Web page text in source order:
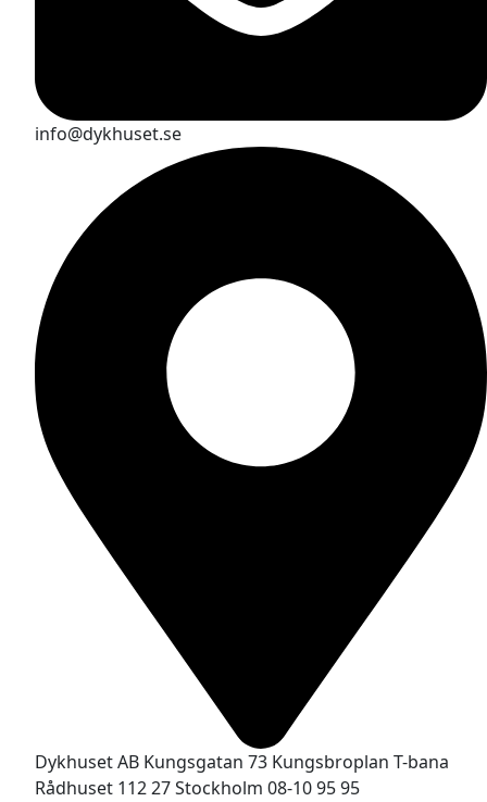
info@dykhuset.se
Dykhuset AB Kungsgatan 73 Kungsbroplan T-bana
Rådhuset 112 27 Stockholm 08-10 95 95